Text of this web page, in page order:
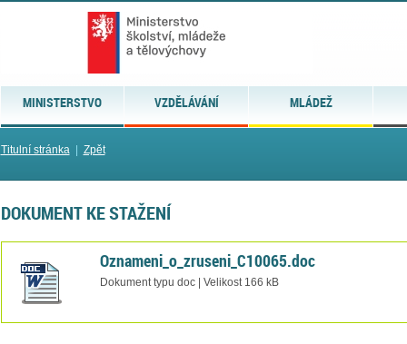
MINISTERSTVO VZDĚLÁVÁNÍ MLÁDEŽ
Titulní stránka| Zpět
DOKUMENT KE STAŽENÍ
Oznameni_o_zruseni_C10065.doc
Dokument typu doc | Velikost 166 kB